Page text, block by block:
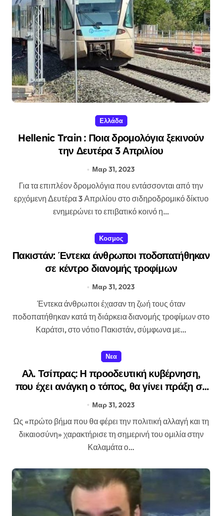
Ελλάδα
Hellenic Train : Ποια δρομολόγια ξεκινούν
την Δευτέρα 3 Απριλίου
Μαρ 31, 2023
Για τα επιπλέον δρομολόγια που εντάσσονται από την
ερχόμενη Δευτέρα 3 Απριλίου στο σιδηροδρομικό δίκτυο
ενημερώνει το επιβατικό κοινό η…
Κοσμος
Πακιστάν: Έντεκα άνθρωποι ποδοπατήθηκαν
σε κέντρο διανομής τροφίμων
Μαρ 31, 2023
Έντεκα άνθρωποι έχασαν τη ζωή τους όταν
ποδοπατήθηκαν κατά τη διάρκεια διανομής τροφίμων στο
Καράτσι, στο νότιο Πακιστάν, σύμφωνα με…
Νεα
Αλ. Τσίπρας: Η προοδευτική κυβέρνηση,
που έχει ανάγκη ο τόπος, θα γίνει πράξη σε
Μαρ 31, 2023
Ως «πρώτο βήμα που θα φέρει την πολιτική αλλαγή και τη
δικαιοσύνη» χαρακτήρισε τη σημερινή του ομιλία στην
Καλαμάτα ο…